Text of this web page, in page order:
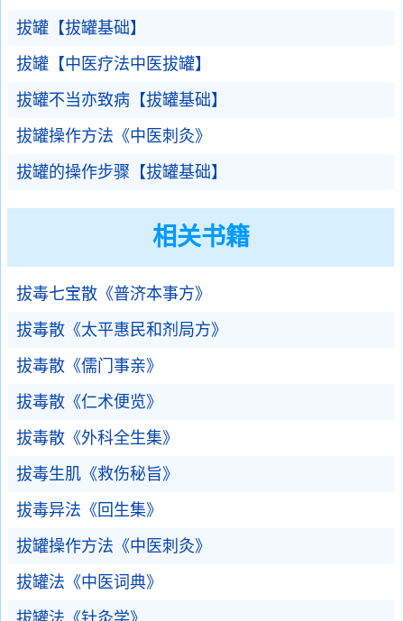
拔罐【拔罐基础】
拔罐【中医疗法中医拔罐】
拔罐不当亦致病【拔罐基础】
拔罐操作方法《中医刺灸》
拔罐的操作步骤【拔罐基础】
相关书籍
拔毒七宝散《普济本事方》
拔毒散《太平惠民和剂局方》
拔毒散《儒门事亲》
拔毒散《仁术便览》
拔毒散《外科全生集》
拔毒生肌《救伤秘旨》
拔毒异法《回生集》
拔罐操作方法《中医刺灸》
拔罐法《中医词典》